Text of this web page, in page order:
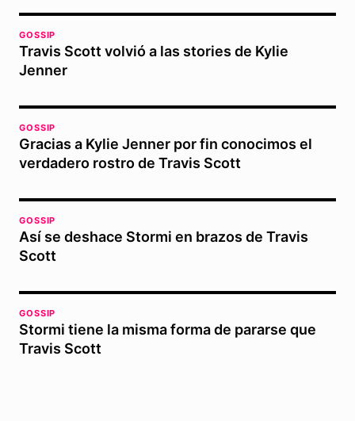
GOSSIP
Travis Scott volvió a las stories de Kylie
Jenner
GOSSIP
Gracias a Kylie Jenner por fin conocimos el
verdadero rostro de Travis Scott
GOSSIP
Así se deshace Stormi en brazos de Travis
Scott
GOSSIP
Stormi tiene la misma forma de pararse que
Travis Scott